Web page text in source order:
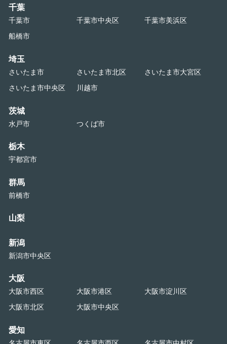
千葉
千葉市 千葉市中央区
千葉市美浜区
船橋市
埼玉
さいたま市 さいたま市北区
さいたま市大宮区
さいたま市中央区
川越市
茨城
水戸市 つくば市
栃木
宇都宮市
群馬
前橋市
山梨
新潟
新潟市中央区
大阪
大阪市西区 大阪市港区
大阪市淀川区
大阪市北区
大阪市中央区
愛知